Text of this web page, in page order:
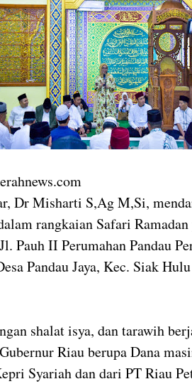
Dr Misharti S,Ag M,Si,
rangkaian Safari
Pauh II Perumahan Pandau
Pandau Jaya, Kec. Siak
shalat isya, dan tarawih
Riau berupa Dana
Syariah dan dari PT Riau